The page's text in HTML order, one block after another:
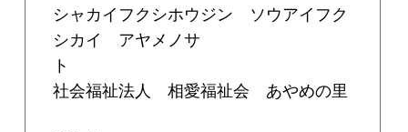
シャカイフクシホウジン ソウアイフク
シカイ アヤメノサ
ト
社会福祉法人 相愛福祉会 あやめの里